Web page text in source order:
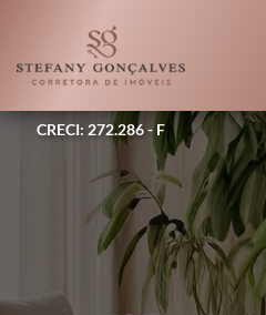
CRECI: 272.286 - F